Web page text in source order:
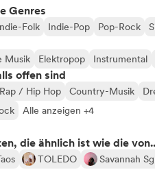
Genres
Folk Indie-Pop Pop-Rock
Musik Elektropop Instrumental
offen sind
/ Hip Hop Country-Musik
Alle anzeigen +4
die ähnlich ist wie die
TOLEDO Savannah